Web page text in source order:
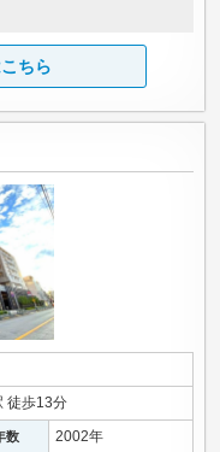
ちら
徒歩13分
数 2002年